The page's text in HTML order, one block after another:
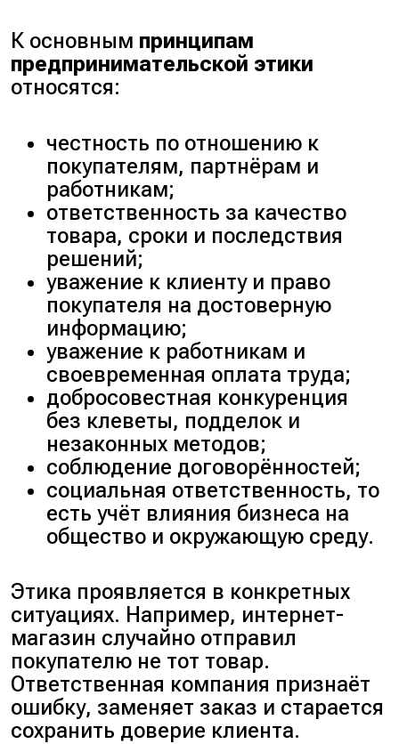
К основным принципам
предпринимательской этики
относятся:
честность по отношению к
покупателям, партнёрам и
работникам;
ответственность за качество
товара, сроки и последствия
решений;
уважение к клиенту и право
покупателя на достоверную
информацию;
уважение к работникам и
своевременная оплата труда;
добросовестная конкуренция
без клеветы, подделок и
незаконных методов;
соблюдение договорённостей;
социальная ответственность, то
есть учёт влияния бизнеса на
общество и окружающую среду.
Этика проявляется в конкретных
ситуациях. Например, интернет-
магазин случайно отправил
покупателю не тот товар.
Ответственная компания признаёт
ошибку, заменяет заказ и старается
сохранить доверие клиента.